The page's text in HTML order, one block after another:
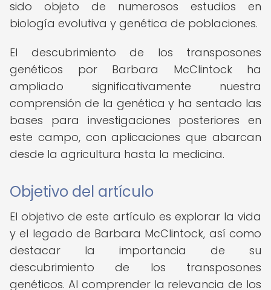
sido objeto de numerosos estudios en
biología evolutiva y genética de poblaciones.
El descubrimiento de los transposones
genéticos por Barbara McClintock ha
ampliado significativamente nuestra
comprensión de la genética y ha sentado las
bases para investigaciones posteriores en
este campo, con aplicaciones que abarcan
desde la agricultura hasta la medicina.
Objetivo del artículo
El objetivo de este artículo es explorar la vida
y el legado de Barbara McClintock, así como
destacar la importancia de su
descubrimiento de los transposones
genéticos. Al comprender la relevancia de los